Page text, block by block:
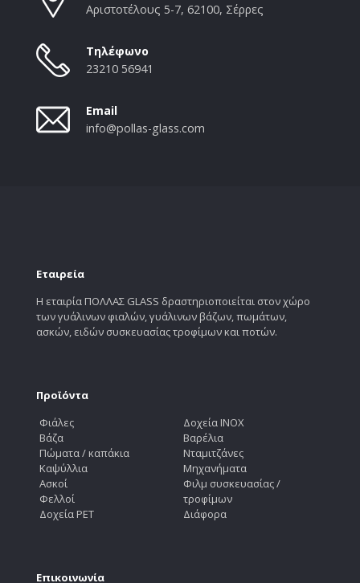
Αριστοτέλους 5-7, 62100, Σέρρες
Τηλέφωνο
23210 56941
Email
info@pollas-glass.com
Εταιρεία
Η εταιρία ΠΟΛΛΑΣ GLASS δραστηριοποιείται στον χώρο
των γυάλινων φιαλών, γυάλινων βάζων, πωμάτων,
ασκών, ειδών συσκευασίας τροφίμων και ποτών.
Προϊόντα
Φιάλες
Βάζα
Πώματα / καπάκια
Καψύλλια
Ασκοί
Φελλοί
Δοχεία PET
Δοχεία INOX
Βαρέλια
Νταμιτζάνες
Μηχανήματα
Φιλμ συσκευασίας /
τροφίμων
Διάφορα
Επικοινωνία